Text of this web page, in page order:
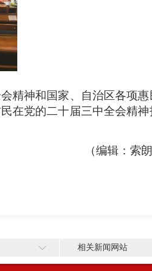
精神和国家、自治区各项惠
在党的二十届三中全会精神
（编辑：索
相关新闻网站